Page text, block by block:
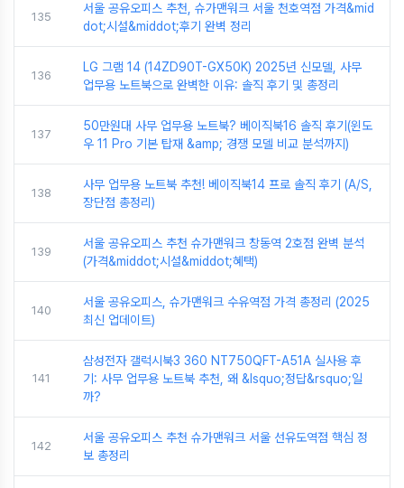
135
서울 공유오피스 추천, 슈가맨워크 서울 천호역점 가격&mid
dot;시설&middot;후기 완벽 정리
136
LG 그램 14 (14ZD90T-GX50K) 2025년 신모델, 사무
업무용 노트북으로 완벽한 이유: 솔직 후기 및 총정리
137
50만원대 사무 업무용 노트북? 베이직북16 솔직 후기(윈도
우 11 Pro 기본 탑재 &amp; 경쟁 모델 비교 분석까지)
138
사무 업무용 노트북 추천! 베이직북14 프로 솔직 후기 (A/S,
장단점 총정리)
139
서울 공유오피스 추천 슈가맨워크 창동역 2호점 완벽 분석
(가격&middot;시설&middot;혜택)
140
서울 공유오피스, 슈가맨워크 수유역점 가격 총정리 (2025
최신 업데이트)
141
삼성전자 갤럭시북3 360 NT750QFT-A51A 실사용 후
기: 사무 업무용 노트북 추천, 왜 &lsquo;정답&rsquo;일
까?
142
서울 공유오피스 추천 슈가맨워크 서울 선유도역점 핵심 정
보 총정리